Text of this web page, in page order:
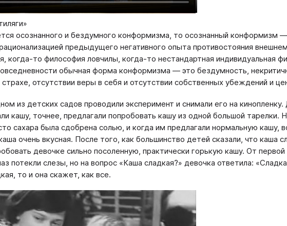
осознанного и бездумного конформизма, то осознанный конформизм
предыдущего негативного опыта противостояния
когда-то философия ловчилы, когда-то нестандартная индивидуальная
обычная форма конформизма — это бездумность,
отсутствии веры в себя и отсутствии собственных убеждений и
из детских садов проводили эксперимент и снимали его на
кашу, точнее, предлагали попробовать кашу из одной большой тарелки.
сахара была сдобрена солью, и когда им предлагали нормальную кашу,
очень вкусная. После того, как большинство детей сказали, что каша
девочке сильно посоленную, практически горькую кашу. От
потекли слезы, но на вопрос «Каша сладкая?» девочка ответила:
то и она скажет, как все.